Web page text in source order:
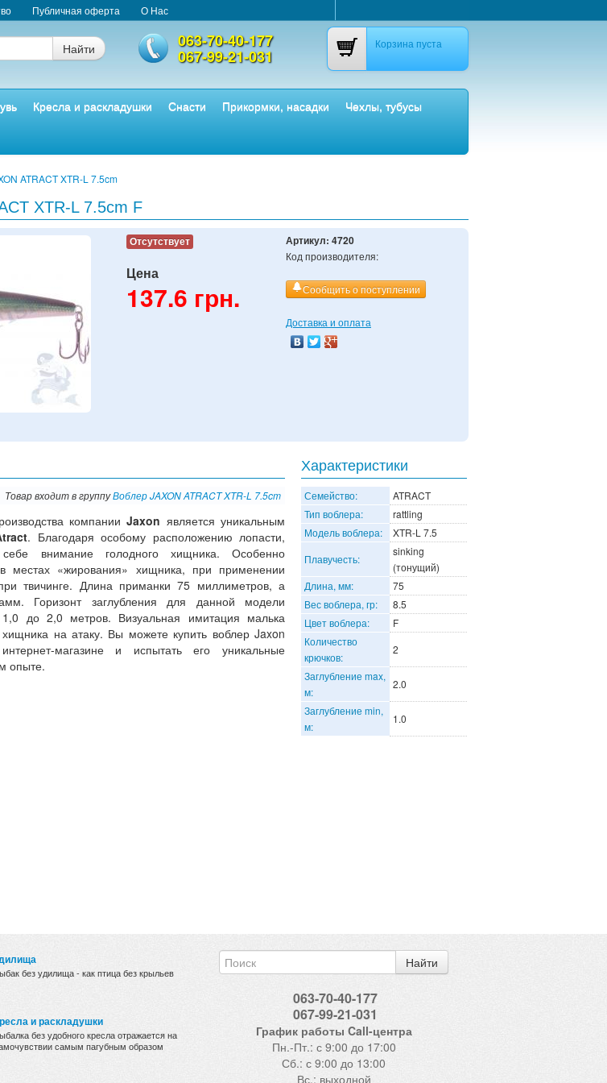
Публичная оферта О Нас
Найти 063-70-40-177
067-99-21-031
Корзина пуста
Кресла и раскладушки Снасти Прикормки, насадки
Чехлы, тубусы
ATRACT XTR-L 7.5cm
XTR-L 7.5cm F
Отсутствует
Цена
137.6 грн.
Артикул: 4720
Код производителя:
Сообщить о поступлении
Доставка и оплата
Товар входит в группуВоблер JAXON ATRACT XTR-L 7.5cm
компанииJaxon является уникальным
. Благодаря особому расположению лопасти,
внимание голодного хищника. Особенно
местах «жирования» хищника, при применении
твичинге. Длина приманки 75 миллиметров, а
Горизонт заглубления для данной модели
до 2,0 метров. Визуальная имитация малька
на атаку. Вы можете купить воблер Jaxon
магазине и испытать его уникальные
опыте.
Характеристики
Семейство:
ATRACT
Тип воблера:
rattling
Модель воблера:
XTR-L 7.5
Плавучесть:
sinking
(тонущий)
Длина, мм:
75
Вес воблера, гр:
8.5
Цвет воблера:
F
Количество
крючков:
2
Заглубление max,
м:
2.0
Заглубление min,
м:
1.0
без удилища - как птица без крыльев
и раскладушки
без удобного кресла отражается на
самым пагубным образом
Найти
063-70-40-177
067-99-21-031
График работы Call-центра
Пн.-Пт.: с 9:00 до 17:00
Сб.: с 9:00 до 13:00
Вс.: выходной